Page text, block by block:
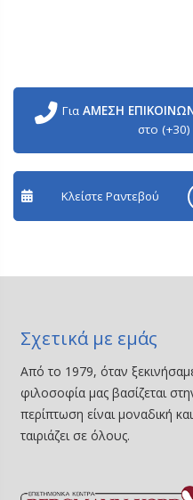
ΓιαΑΜΕΣΗ
στο
Κλείστε Ραντεβού
Σχετικά με εμάς
Από το 1979, όταν
φιλοσοφία μας βασίζεται
περίπτωση είναι μοναδική
ταιριάζει σε όλους.